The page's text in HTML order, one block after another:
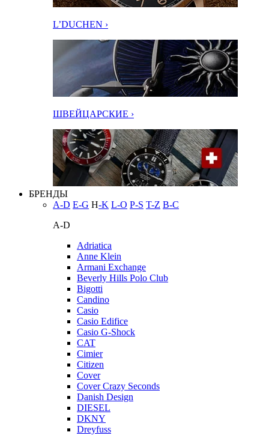
L’DUCHEN ›
ШВЕЙЦАРСКИЕ ›
БРЕНДЫ
A-D E-G H-K L-O P-S T-Z В-С
A-D
Adriatica
Anne Klein
Armani Exchange
Beverly Hills Polo Club
Bigotti
Candino
Casio
Casio Edifice
Casio G-Shock
CAT
Cimier
Citizen
Cover
Cover Crazy Seconds
Danish Design
DIESEL
DKNY
Dreyfuss